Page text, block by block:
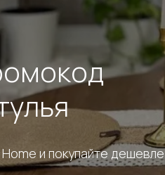
и покупайте дешевле